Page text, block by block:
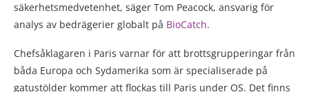
säkerhetsmedvetenhet, säger Tom Peacock, ansvarig för
analys av bedrägerier globalt på BioCatch.
Chefsåklagaren i Paris varnar för att brottsgrupperingar från
båda Europa och Sydamerika som är specialiserade på
gatustölder kommer att flockas till Paris under OS. Det finns